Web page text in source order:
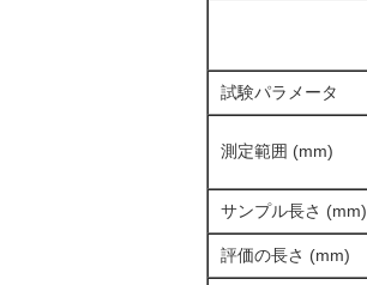
試験パラメータ
測定範囲 (mm)
サンプル長さ (mm)
評価の長さ (mm)